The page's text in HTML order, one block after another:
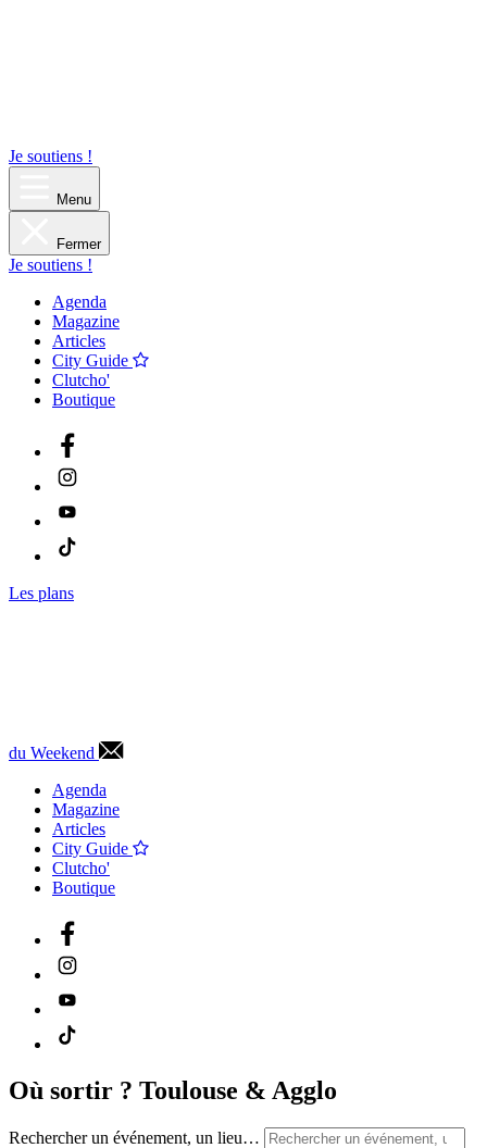
Je soutiens !
Menu
Fermer
Je soutiens !
Agenda
Magazine
Articles
City Guide
Clutcho'
Boutique
Les plans
du Weekend
Agenda
Magazine
Articles
City Guide
Clutcho'
Boutique
Où sortir ? Toulouse & Agglo
Rechercher un événement, un lieu…